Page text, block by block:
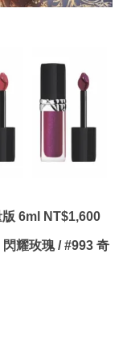
6ml NT$1,600
耀玫瑰 / #993 奇